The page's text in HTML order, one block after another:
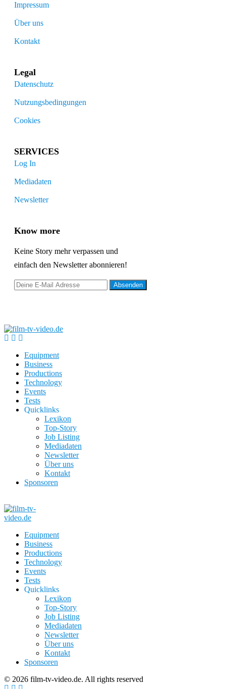
Impressum
Über uns
Kontakt
Legal
Datenschutz
Nutzungsbedingungen
Cookies
SERVICES
Log In
Mediadaten
Newsletter
Know more
Keine Story mehr verpassen und
einfach den Newsletter abonnieren!
Equipment
Business
Productions
Technology
Events
Tests
Quicklinks
Lexikon
Top-Story
Job Listing
Mediadaten
Newsletter
Über uns
Kontakt
Sponsoren
Equipment
Business
Productions
Technology
Events
Tests
Quicklinks
Lexikon
Top-Story
Job Listing
Mediadaten
Newsletter
Über uns
Kontakt
Sponsoren
© 2026 film-tv-video.de. All rights reserved